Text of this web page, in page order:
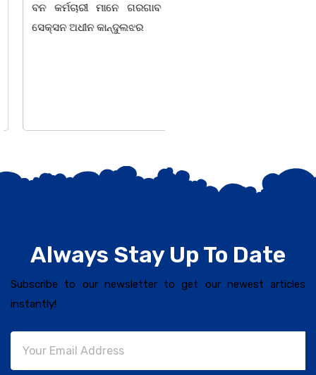
ବନ କର୍ମଚାରୀ ମାନେ ଗରଗାବ
ସେକ୍ସନ ଅଧୀନ କାନ୍ଦୁଲଝର
Always Stay Up To Date
Subscribe to our newsletter to get our newest articles
instantly!